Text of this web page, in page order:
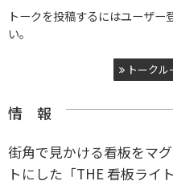
トークを投稿するにはユーザ
い。
トークル
情 報
街角で見かける看板をマ
トにした「THE 看板ライト